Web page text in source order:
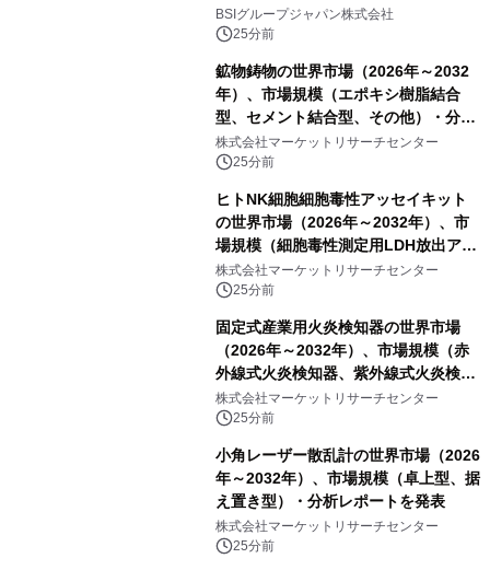
が義務化、 企業の対応はどう変わるの
か？ 法的拘束力をもつGX-ETSの実
務ポイント解説セミナーの アーカイブ
動画を公開中
BSIグループジャパン株式会社
25分前
鉱物鋳物の世界市場（2026年～2032
年）、市場規模（エポキシ樹脂結合
型、セメント結合型、その他）・分析
レポートを発表
株式会社マーケットリサーチセンター
25分前
ヒトNK細胞細胞毒性アッセイキット
の世界市場（2026年～2032年）、市
場規模（細胞毒性測定用LDH放出アッ
セイ、細胞毒性測定用CCK8アッセ
イ、細胞毒性測定用MTTアッセイ、細
胞毒性測定用CAM標識標的細胞アッセ
イ、細胞毒性測定用CFSE標識標的細
胞アッセイ）・分析レポートを発表
株式会社マーケットリサーチセンター
25分前
固定式産業用火炎検知器の世界市場
（2026年～2032年）、市場規模（赤
外線式火炎検知器、紫外線式火炎検知
器、UV&IR火炎検知器、その他）・分
析レポートを発表
株式会社マーケットリサーチセンター
25分前
小角レーザー散乱計の世界市場（2026
年～2032年）、市場規模（卓上型、据
え置き型）・分析レポートを発表
株式会社マーケットリサーチセンター
25分前